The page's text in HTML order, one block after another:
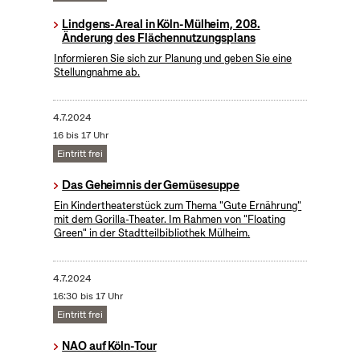
Lindgens-Areal in Köln-Mülheim, 208.
Änderung des Flächennutzungsplans
Informieren Sie sich zur Planung und geben Sie eine
Stellungnahme ab.
4.7.2024
16 bis 17 Uhr
Eintritt frei
Das Geheimnis der Gemüsesuppe
Ein Kindertheaterstück zum Thema "Gute Ernährung"
mit dem Gorilla-Theater. Im Rahmen von "Floating
Green" in der Stadtteilbibliothek Mülheim.
4.7.2024
16:30 bis 17 Uhr
Eintritt frei
NAO auf Köln-Tour